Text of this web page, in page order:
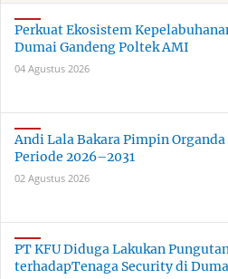
Perkuat Ekosistem
Dumai Gandeng Poltek AMI
04 Agustus 2026
Andi Lala Bakara Pimpin
Periode 2026–2031
02 Agustus 2026
PT KFU Diduga Lakukan
terhadapTenaga Security di